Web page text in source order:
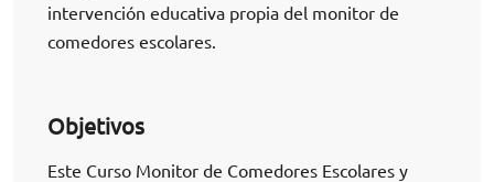
intervención educativa propia del monitor de
comedores escolares.
Objetivos
Este Curso Monitor de Comedores Escolares y